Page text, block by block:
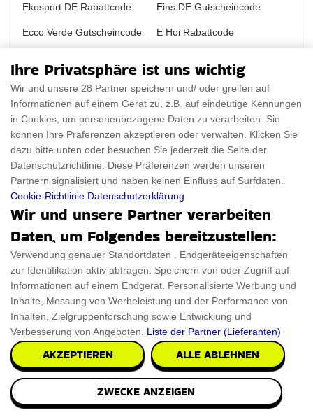
Ekosport DE Rabattcode Eins DE Gutscheincode
Ecco Verde Gutscheincode E Hoi Rabattcode
Ecco DE Rabattcode Ebook DE Gutscheincode
EBike Abo DE Gutscheincode eBay DE Gutscheincode
EasyJet Aktionscode Ellesse DE
Eleonto Rabatt
Elgato DE Aktionscode Ergotopia Gutscheincode
Equiva Gutscheincode Epson DE Aktionscode
Engelhorn Gutscheincode Engelbert Strauss Aktionscode
Engbers Onlineshop GutscheincodeEmpasa Rabatt
Emp DE Rabattcode Emma Matratzen Rabatt
Emirates DE Promo Elv Elektronik Rabattcode
Emero Rabatt Gutschein Eastpak DE Rabatt Gutschein
Eaglefit Rabattcode Ebike 24 Gutscheincodes
Easyname Gutscheincodes
Easy Cosmetic Rabattcode Easycookasia Aktionscode
Ihre Privatsphäre ist uns wichtig
Wir und unsere 28 Partner speichern und/ oder greifen auf
Informationen auf einem Gerät zu, z.B. auf eindeutige Kennungen
in Cookies, um personenbezogene Daten zu verarbeiten. Sie
können Ihre Präferenzen akzeptieren oder verwalten. Klicken Sie
dazu bitte unten oder besuchen Sie jederzeit die Seite der
Datenschutzrichtlinie. Diese Präferenzen werden unseren
Partnern signalisiert und haben keinen Einfluss auf Surfdaten.
Cookie-Richtlinie Datenschutzerklärung
Wir und unsere Partner verarbeiten
Daten, um Folgendes bereitzustellen:
Verwendung genauer Standortdaten . Endgeräteeigenschaften
zur Identifikation aktiv abfragen. Speichern von oder Zugriff auf
Informationen auf einem Endgerät. Personalisierte Werbung und
Inhalte, Messung von Werbeleistung und der Performance von
Inhalten, Zielgruppenforschung sowie Entwicklung und
Verbesserung von Angeboten. Liste der Partner (Lieferanten)
AKZEPTIEREN ALLE ABLEHNEN
ZWECKE ANZEIGEN